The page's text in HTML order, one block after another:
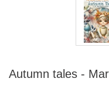
Autumn tales -